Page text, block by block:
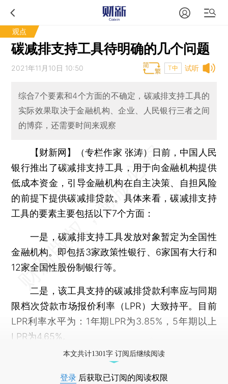
观点
碳减排支持工具待明确的几个问题
试听
2021年11月10日 10:50 T中
综合7个要素和4个方面的不确定，碳减排支持工具的
实际效果取决于金融机构、企业、人民银行三者之间
的博弈，还需要时间来观察
【财新网】（专栏作家 张涛）
日前，中国人民
银行推出了碳减排支持工具，用于向金融机构提供
低成本资金，引导金融机构在自主决策、自担风险
的前提下提供碳减排贷款。具体来看，碳减排支持
工具的要素主要包括以下7个方面：
一是，碳减排支持工具发放对象暂定为全国性
金融机构。即包括3家政策性银行、6家国有大行和
12家全国性股份制银行等。
二是，该工具支持的碳减排贷款利率应与同期
限档次贷款市场报价利率（LPR）大致持平。目前
LPR利率水平为：1年期LPR为3.85%，5年期以上
LPR为4.65%。
本文共计1301字 订阅后继续阅读
登录 后获取已订阅的阅读权限